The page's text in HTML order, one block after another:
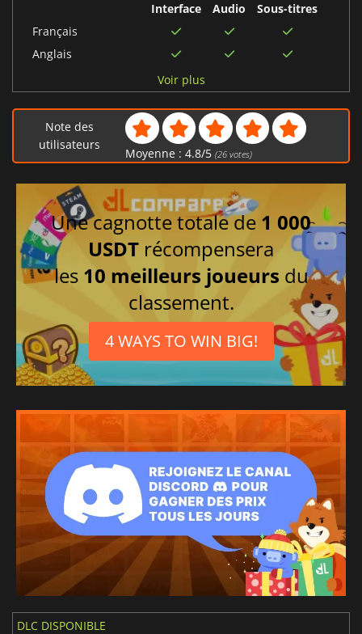
Interface
Audio
Sous-titres
Français
Anglais
Arabe
Italien
Japonais
Portugais brésilien
Thaïlandais
Coréen
Polonais
Chinois traditionnel
Russe
Voir plus
Note des
utilisateurs
Moyenne : 4.8/5 (26votes)
Une cagnotte totale de 1 000
USDT récompensera
les 10 meilleurs joueurs du
classement.
4 WAYS TO WIN BIG!
DLC DISPONIBLE